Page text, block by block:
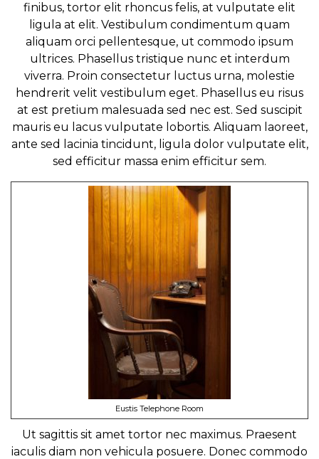
finibus, tortor elit rhoncus felis, at vulputate elit
ligula at elit. Vestibulum condimentum quam
aliquam orci pellentesque, ut commodo ipsum
ultrices. Phasellus tristique nunc et interdum
viverra. Proin consectetur luctus urna, molestie
hendrerit velit vestibulum eget. Phasellus eu risus
at est pretium malesuada sed nec est. Sed suscipit
mauris eu lacus vulputate lobortis. Aliquam laoreet,
ante sed lacinia tincidunt, ligula dolor vulputate elit,
sed efficitur massa enim efficitur sem.
Eustis Telephone Room
Ut sagittis sit amet tortor nec maximus. Praesent
iaculis diam non vehicula posuere. Donec commodo